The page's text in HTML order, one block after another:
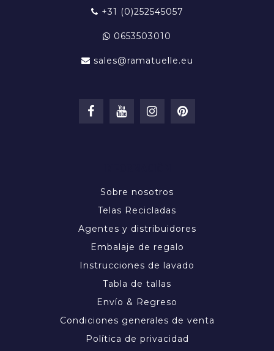
+31 (0)252545057
0653503010
sales@ramatuelle.eu
Sobre nosotros
Telas Recicladas
Agentes y distribuidores
Embalaje de regalo
Instrucciones de lavado
Tabla de tallas
Envío & Regreso
Condiciones generales de venta
Política de privacidad